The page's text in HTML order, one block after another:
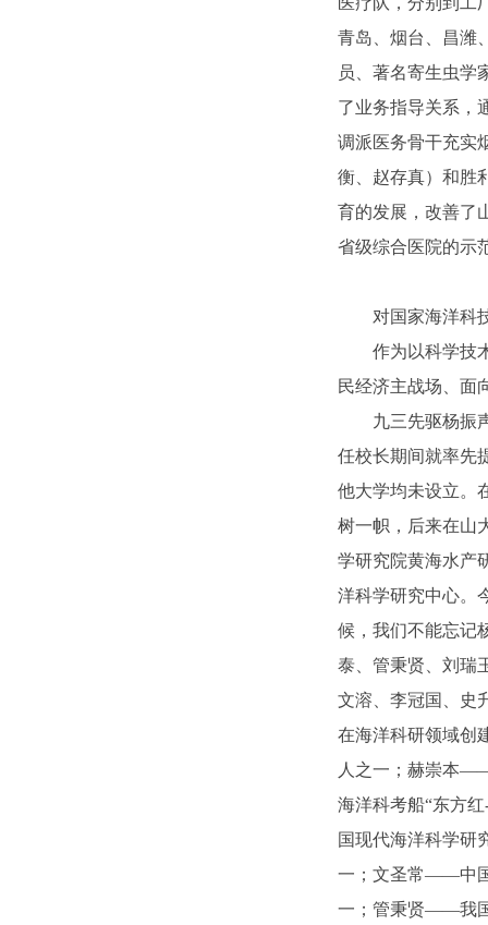
青岛、烟台、昌潍
员、著名寄生虫学
了业务指导关系，
调派医务骨干充实
衡、赵存真）和胜
育的发展，改善了
省级综合医院的示
对国家海洋科
作为以科学技
民经济主战场、面
九三先驱杨振
任校长期间就率先
他大学均未设立。
树一帜，后来在山
学研究院黄海水产
洋科学研究中心。
候，我们不能忘记
泰、管秉贤、刘瑞
文溶、李冠国、史
在海洋科研领域创
人之一；赫崇本
海洋科考船“东方
国现代海洋科学
一；文圣常——中
一；管秉贤——我